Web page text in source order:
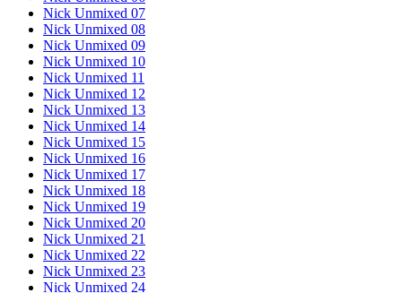
Nick Unmixed 07
Nick Unmixed 08
Nick Unmixed 09
Nick Unmixed 10
Nick Unmixed 11
Nick Unmixed 12
Nick Unmixed 13
Nick Unmixed 14
Nick Unmixed 15
Nick Unmixed 16
Nick Unmixed 17
Nick Unmixed 18
Nick Unmixed 19
Nick Unmixed 20
Nick Unmixed 21
Nick Unmixed 22
Nick Unmixed 23
Nick Unmixed 24